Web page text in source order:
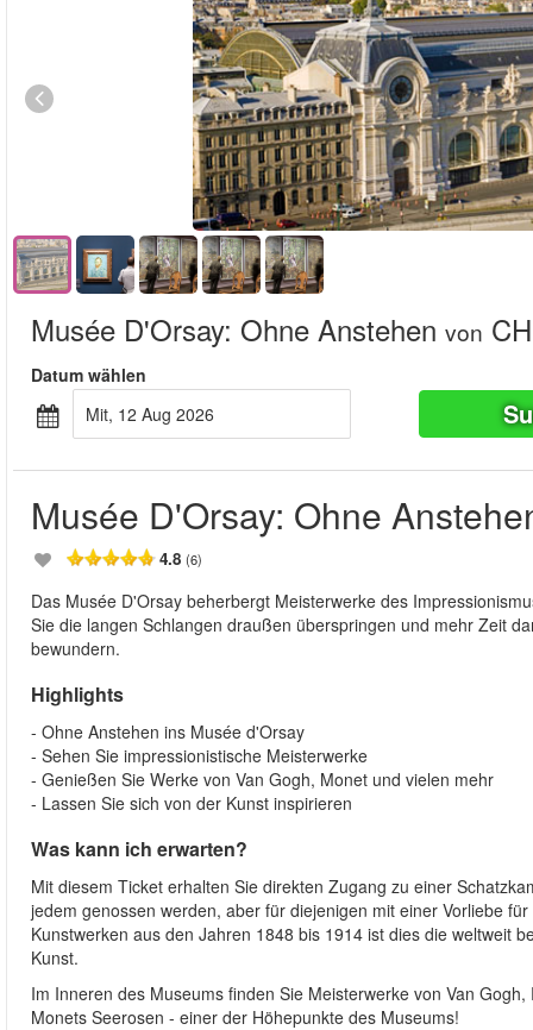
Musée D'Orsay: Ohne Anstehen von
Datum wählen
Mit, 12 Aug 2026
Musée D'Orsay: Ohne
4.8 (6)
Das Musée D'Orsay beherbergt Meisterwerke des
Sie die langen Schlangen draußen überspringen und mehr Zeit
bewundern.
Highlights
- Ohne Anstehen ins Musée d'Orsay
- Sehen Sie impressionistische Meisterwerke
- Genießen Sie Werke von Van Gogh, Monet und vielen mehr
- Lassen Sie sich von der Kunst inspirieren
Was kann ich erwarten?
Mit diesem Ticket erhalten Sie direkten Zugang zu einer
jedem genossen werden, aber für diejenigen mit einer Vorliebe
Kunstwerken aus den Jahren 1848 bis 1914 ist dies die weltweit
Kunst.
Im Inneren des Museums finden Sie Meisterwerke von Van
Monets Seerosen - einer der Höhepunkte des Museums!